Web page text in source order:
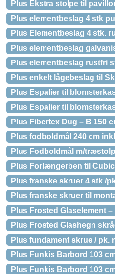
Plus Ekstra stolpe til
Plus elementbeslag 4 stk
Plus Elementbeslag 4 stk.
Plus elementbeslag
Plus elementbeslag rustfri
Plus enkelt lågebeslag til
Plus Espalier til
Plus Espalier til
Plus Fibertex Dug – B 150
Plus fodboldmål 240 cm
Plus Fodboldmål m/
Plus Forlængerben til
Plus franske skruer 4 stk./
Plus franske skruer til
Plus Frosted Glaselement
Plus Frosted Glashegn
Plus fundament skrue / pk.
Plus Funkis Barbord 103
Plus Funkis Barbord 103